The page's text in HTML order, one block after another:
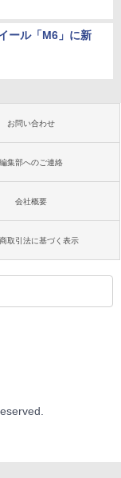
ール「M6」に新
お問い合わせ
編集部へのご連絡
会社概要
取引法に基づく表示